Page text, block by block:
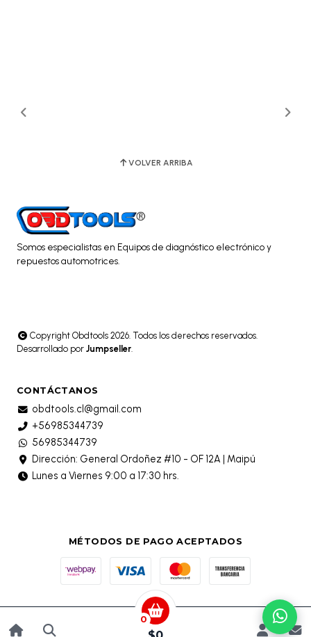
0
VOLVER ARRIBA
Somos especialistas en Equipos de diagnóstico electrónico y
repuestos automotrices.
Copyright Obdtools 2026. Todos los derechos reservados.
Desarrollado por Jumpseller
CONTÁCTANOS
obdtools.cl@gmail.com
+56985344739
56985344739
Dirección: General Ordoñez #10 - OF 12A | Maipú
Lunes a Viernes 9:00 a 17:30 hrs.
MÉTODOS DE PAGO ACEPTADOS